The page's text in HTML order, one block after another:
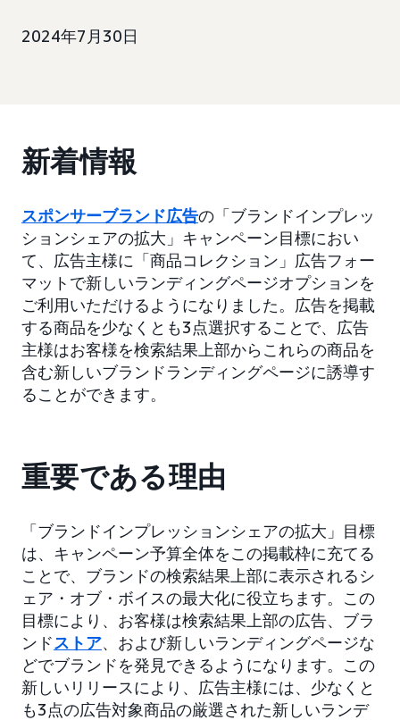
2024年7月30日
新着情報
スポンサーブランド広告の「ブランドインプレッ
ションシェアの拡大」キャンペーン目標におい
て、広告主様に「商品コレクション」広告フォー
マットで新しいランディングページオプションを
ご利用いただけるようになりました。広告を掲載
する商品を少なくとも3点選択することで、広告
主様はお客様を検索結果上部からこれらの商品を
含む新しいブランドランディングページに誘導す
ることができます。
重要である理由
「ブランドインプレッションシェアの拡大」目標
は、キャンペーン予算全体をこの掲載枠に充てる
ことで、ブランドの検索結果上部に表示されるシ
ェア・オブ・ボイスの最大化に役立ちます。この
目標により、お客様は検索結果上部の広告、ブラ
ンドストア、および新しいランディングページな
どでブランドを発見できるようになります。この
新しいリリースにより、広告主様には、少なくと
も3点の広告対象商品の厳選された新しいランデ